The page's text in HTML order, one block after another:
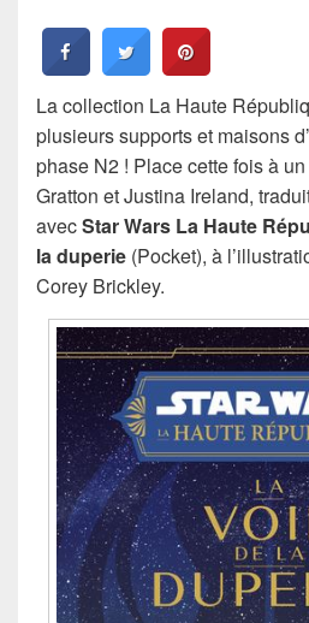
La collection La Haute
plusieurs supports et maisons
phase N2 ! Place cette fois à
Gratton et Justina Ireland,
avecStar Wars La Haute
la duperie (Pocket), à
Corey Brickley.